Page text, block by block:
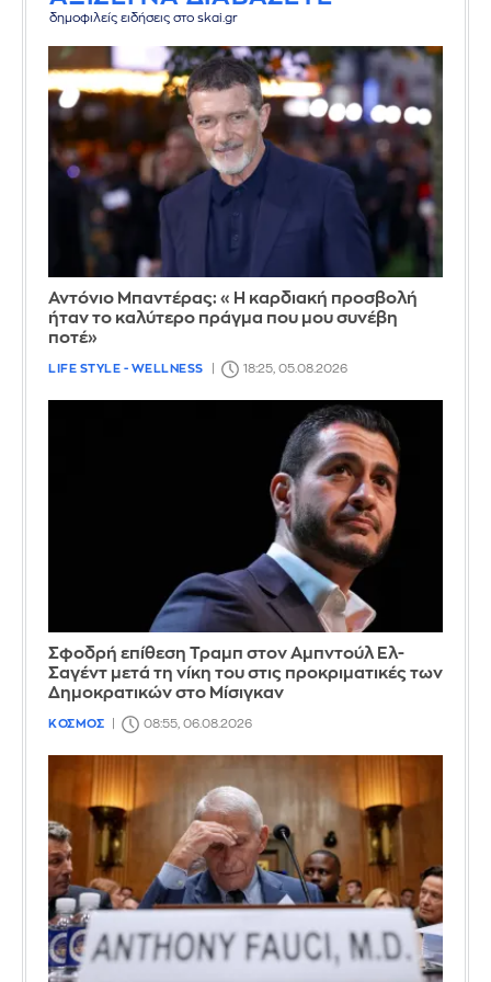
δημοφιλείς ειδήσεις στο skai.gr
Αντόνιο Μπαντέρας: «Η καρδιακή προσβολή
ήταν το καλύτερο πράγμα που μου συνέβη
ποτέ»
LIFE STYLE - WELLNESS 18:25, 05.08.2026
Σφοδρή επίθεση Τραμπ στον Αμπντούλ Ελ-
Σαγέντ μετά τη νίκη του στις προκριματικές των
Δημοκρατικών στο Μίσιγκαν
ΚΟΣΜΟΣ 08:55, 06.08.2026